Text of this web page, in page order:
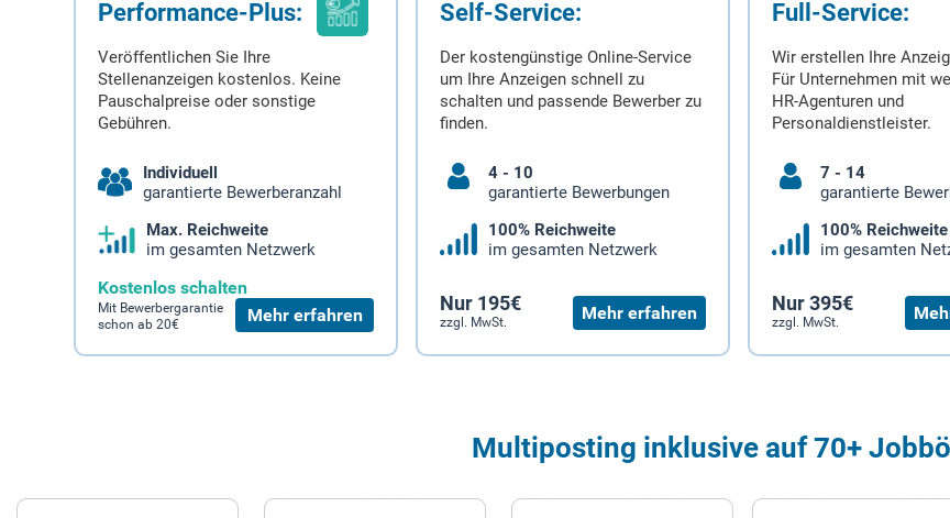
Performance-Plus:
Veröffentlichen Sie Ihre
Stellenanzeigen kostenlos. Keine
Pauschalpreise oder sonstige
Gebühren.
Individuell
garantierte Bewerberanzahl
Max. Reichweite
im gesamten Netzwerk
Kostenlos schalten
Mit Bewerbergarantie
schon ab 20€
Mehr erfahren
Self-Service:
Der kostengünstige Online-Service
um Ihre Anzeigen schnell zu
schalten und passende Bewerber zu
finden.
4 - 10
garantierte Bewerbungen
100% Reichweite
im gesamten Netzwerk
Nur 195€
zzgl. MwSt. Mehr erfahren
Full-Service:
Wir erstellen Ihre
Für Unternehmen mit
HR-Agenturen und
Personaldienstleister.
7 - 14
garantierte
100% Reichweite
im gesamten
Nur 395€
zzgl. MwSt.
Multiposting inklusive auf 70+